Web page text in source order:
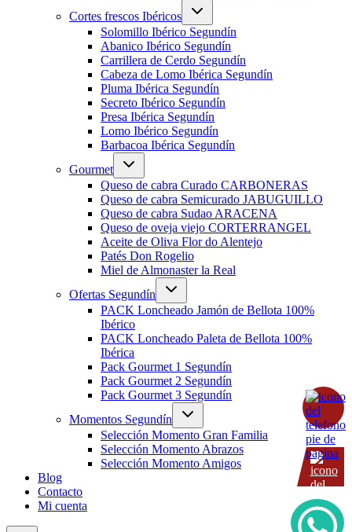
Cortes frescos Ibéricos
Alternar
hijo
Solomillo Ibérico Segundín
Abanico Ibérico Segundín
Carrillera de Cerdo Segundín
Cabeza de Lomo Ibérica Segundín
Pluma Ibérica Segundín
Secreto Ibérico Segundín
Presa Ibérica Segundín
Lomo Ibérico Segundín
Barbacoa Ibérica Segundín
Gourmet
Alternar
hijo
Queso de cabra Curado CARBONERAS
Queso de cabra Semicurado JABUGUILLO
Queso de cabra Sudao ARACENA
Queso de oveja viejo CORTERRANGEL
Aceite de Oliva Flor do Alentejo
Patés Don Rogelio
Miel de Almonaster la Real
Ofertas Segundín
Alternar
hijo
PACK Loncheado Jamón de Bellota 100%
Ibérico
PACK Loncheado Paleta de Bellota 100%
Ibérica
Pack Gourmet 1 Segundín
Pack Gourmet 2 Segundín
Pack Gourmet 3 Segundín
Momentos Segundín
Alternar
hijo
Selección Momento Gran Familia
Selección Momento Abrazos
Selección Momento Amigos
Blog
Contacto
Mi cuenta